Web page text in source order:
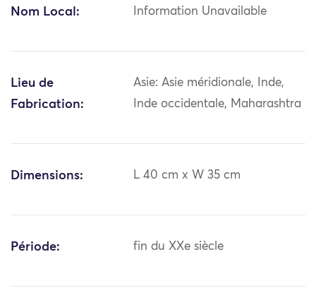
Nom Local: Information Unavailable
Lieu de
Fabrication:
Asie: Asie méridionale, Inde,
Inde occidentale, Maharashtra
Dimensions: L 40 cm x W 35 cm
Période: fin du XXe siècle